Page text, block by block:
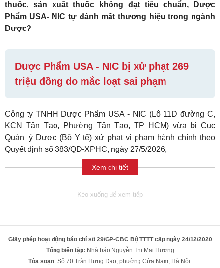
thuốc, sản xuất thuốc không đạt tiêu chuẩn, Dược
Phẩm USA- NIC tự đánh mất thương hiệu trong ngành
Dược?
Dược Phẩm USA - NIC bị xử phạt 269
triệu đồng do mắc loạt sai phạm
Công ty TNHH Dược Phẩm USA - NIC (Lô 11D đường C,
KCN Tân Tạo, Phường Tân Tạo, TP HCM) vừa bị Cục
Quản lý Dược (Bộ Y tế) xử phạt vi phạm hành chính theo
Quyết định số 383/QĐ-XPHC, ngày 27/5/2026,
Xem chi tiết
Giấy phép hoạt động báo chí số 29/GP-CBC Bộ TTTT cấp ngày 24/12/2020
Tổng biên tập: Nhà báo Nguyễn Thị Mai Hương
Tòa soạn: Số 70 Trần Hưng Đạo, phường Cửa Nam, Hà Nội.